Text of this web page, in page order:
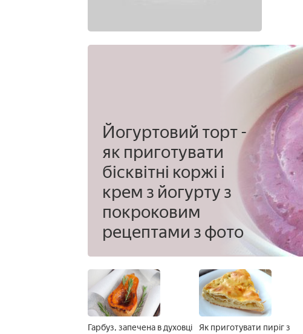
Йогуртовий торт -
як приготувати
бісквітні коржі і
крем з йогурту з
покроковим
рецептами з фото
Гарбуз, запечена в духовці
Як приготувати пиріг з